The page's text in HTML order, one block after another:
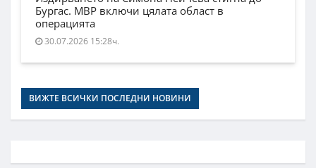
Бургас. МВР включи цялата област в
операцията
30.07.2026 15:28ч.
ВИЖТЕ ВСИЧКИ ПОСЛЕДНИ НОВИНИ